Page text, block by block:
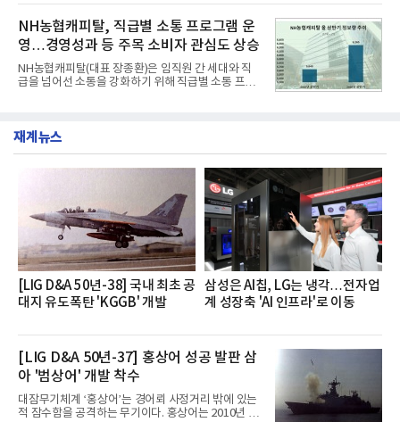
넘
혔다.‘동대문식 닭한마리 칼국수’는 예상을 뛰어넘는
소비자 호응에 힘입어 지난 7월 13일 첫 선을 보인 지
단 18일 만에 누적 판매량 50만 개를 돌파하는 성과를
거두었다.이번 신제품은 개발진이 전국의 닭한마리
전문점을 직접 찾아 다니며 최적의 육수 비율을 완성
했다. 자극적이지 않으면서도 깊은 닭육수에 마늘의
개운한 풍미를 더했으며, 국물이 잘 배어들면서도 쫄
서도
NH농협캐피탈, 직급별 소통 프로그램 운
영…경영성과 등 주목 소비자 관심도 상승
NH농협캐피탈(대표 장종환)은 임직원 간 세대와 직
급을 넘어선 소통을 강화하기 위해 직급별 소통 프로
영지원부 홍보팀과 2026년 새로이(e)＊가 공동 주관
쳐 진행됐다.참고로 새로이(e)는 NH농협캐피탈 MZ
세대들로(과장~계장) 구성된 자율 참여조직으로, 조
직문화 혁신과 업무 효율성 향상을 위한 다양한 활동
을 추진하며,새로운 변화와 이로운 영향력을 조직전
반에 전파하는 역할
재계뉴스
[LIG D&A 50년-38] 국내 최초 공
대지 유도폭탄 'KGGB' 개발
삼성은 AI칩, LG는 냉각…전자업
계 성장축 'AI 인프라'로 이동
[LIG D&A 50년-37] 홍상어 성공 발판 삼
아 '범상어' 개발 착수
대잠무기체계 ‘홍상어’는 경어뢰 사정거리 밖에 있는
적 잠수함을 공격하는 무기이다. 홍상어는 2010년 넥